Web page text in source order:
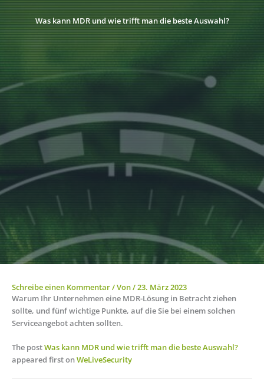
Was kann MDR und wie trifft man die beste Auswahl?
Schreibe einen Kommentar/ Von/23. März 2023
Warum Ihr Unternehmen eine MDR-Lösung in Betracht ziehen
sollte, und fünf wichtige Punkte, auf die Sie bei einem solchen
Serviceangebot achten sollten.
The postWas kann MDR und wie trifft man die beste Auswahl?
appeared first onWeLiveSecurity